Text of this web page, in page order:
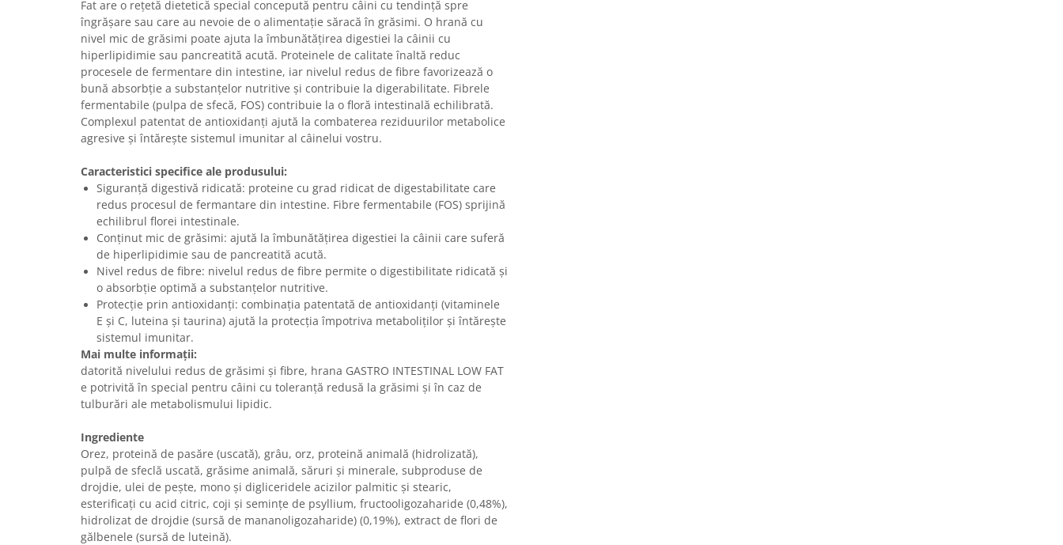
Sampoane si Balsamuri
Servetele Umede
Covorase absorbante
Igiena Interior
Perii si descalcitoare caini
Solutii Atractante si repelente
Custi transport - Pisici
Lese, Hamuri si Zgarzi
Paturi, perne si cosuri pentru pisici
Recompense Delicioase
Fat are o rețetă dietetică special concepută pentru câini cu tendință spre
îngrășare sau care au nevoie de o alimentație săracă în grăsimi. O hrană cu
nivel mic de grăsimi poate ajuta la îmbunătățirea digestiei la câinii cu
hiperlipidimie sau pancreatită acută. Proteinele de calitate înaltă reduc
procesele de fermentare din intestine, iar nivelul redus de fibre favorizează o
bună absorbție a substanțelor nutritive și contribuie la digerabilitate. Fibrele
fermentabile (pulpa de sfecă, FOS) contribuie la o floră intestinală echilibrată.
Complexul patentat de antioxidanți ajută la combaterea reziduurilor metabolice
agresive și întărește sistemul imunitar al câinelui vostru.
Caracteristici specifice ale produsului:
Siguranță digestivă ridicată: proteine cu grad ridicat de digestabilitate care
redus procesul de fermantare din intestine. Fibre fermentabile (FOS) sprijină
echilibrul florei intestinale.
Conținut mic de grăsimi: ajută la îmbunătățirea digestiei la câinii care suferă
de hiperlipidimie sau de pancreatită acută.
Nivel redus de fibre: nivelul redus de fibre permite o digestibilitate ridicată și
o absorbție optimă a substanțelor nutritive.
Protecție prin antioxidanți: combinația patentată de antioxidanți (vitaminele
E și C, luteina și taurina) ajută la protecția împotriva metaboliților și întărește
sistemul imunitar.
Mai multe informații:
datorită nivelului redus de grăsimi și fibre, hrana GASTRO INTESTINAL LOW FAT
e potrivită în special pentru câini cu toleranță redusă la grăsimi și în caz de
tulburări ale metabolismului lipidic.
Ingrediente
Orez, proteină de pasăre (uscată), grâu, orz, proteină animală (hidrolizată),
pulpă de sfeclă uscată, grăsime animală, săruri și minerale, subproduse de
drojdie, ulei de pește, mono și digliceridele acizilor palmitic și stearic,
esterificați cu acid citric, coji și semințe de psyllium, fructooligozaharide (0,48%),
hidrolizat de drojdie (sursă de mananoligozaharide) (0,19%), extract de flori de
gălbenele (sursă de luteină).